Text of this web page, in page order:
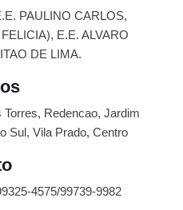
PAULINO CARLOS,
E.E. ALVARO
DE LIMA.
Redencao, Jardim
Sul, Vila Prado, Centro
4575/99739-9982